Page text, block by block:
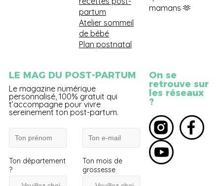
partum
Atelier sommeil
de bébé
Plan postnatal
mamans 🫶
LE MAG DU POST-PARTUM
Le magazine numérique
personnalisé, 100% gratuit qui
t’accompagne pour vivre
sereinement ton post-partum.
Ton département
?
Ton mois de
grossesse
On se
retrouve sur
les réseaux
?